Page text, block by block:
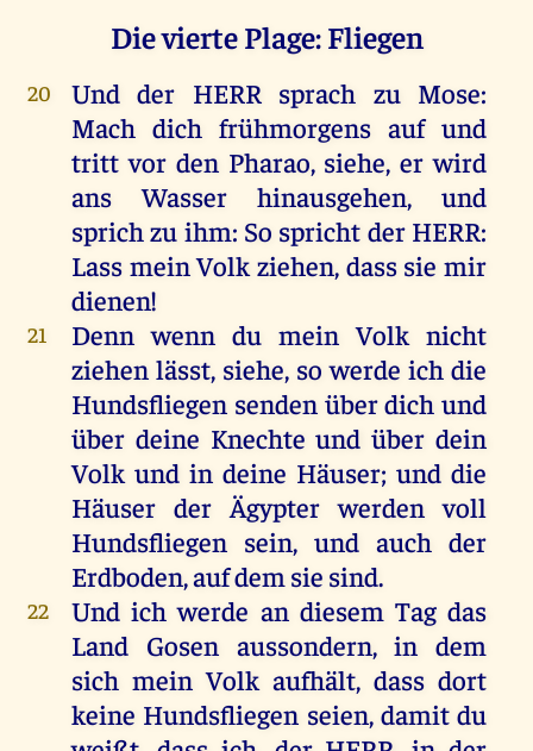
Die vierte Plage: Fliegen
20 Und der HERR sprach zu Mose:
Mach dich frühmorgens auf und
tritt vor den Pharao, siehe,er wird
ans
Wasser hinausgehen,und
sprichzu ihm: So spricht der HERR:
Lass meinVolk ziehen, dass sie mir
dienen!
21 Denn wenn du mein Volk nicht
ziehenlässt, siehe, so werde ich die
Hundsfliegen senden über dich und
über deine Knechte und über dein
Volk und in deine Häuser;und die
Häuser der Ägypter werden voll
Hundsfliegen sein, und auch der
Erdboden,aufdem sie sind.
22 Und ich werde an diesem Tag das
Land Gosen aussondern,in dem
sich mein Volk aufhält, dassdort
keine Hundsfliegen seien, damit du